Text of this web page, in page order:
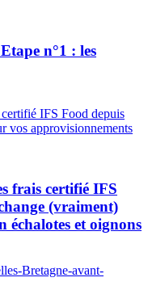
n°1 : les
frais certifié IFS
(vraiment)
échalotes et oignons